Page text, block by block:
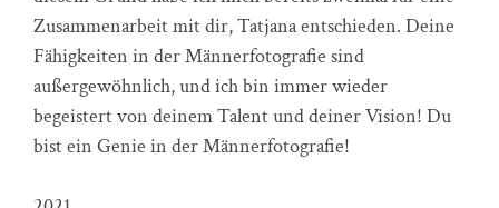
Zusammenarbeit mit dir, Tatjana entschieden. Deine
Fähigkeiten in der Männerfotografie sind
außergewöhnlich, und ich bin immer wieder
begeistert von deinem Talent und deiner Vision! Du
bist ein Genie in der Männerfotografie!